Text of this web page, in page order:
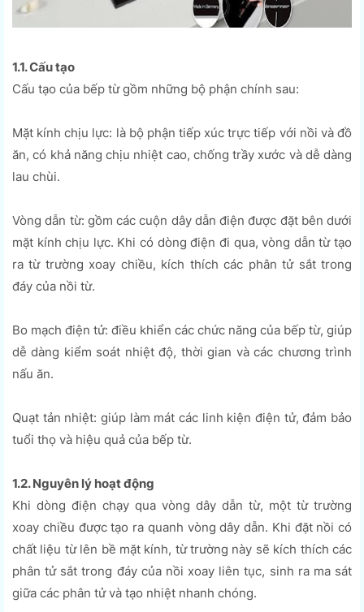
1.1. Cấu tạo
Cấu tạo của bếp từ gồm những bộ phận chính sau:
Mặt kính chịu lực: là bộ phận tiếp xúc trực tiếp với nồi và đồ
ăn, có khả năng chịu nhiệt cao, chống trầy xước và dễ dàng
lau chùi.
Vòng dẫn từ: gồm các cuộn dây dẫn điện được đặt bên dưới
mặt kính chịu lực. Khi có dòng điện đi qua, vòng dẫn từ tạo
ra từ trường xoay chiều, kích thích các phân tử sắt trong
đáy của nồi từ.
Bo mạch điện tử: điều khiển các chức năng của bếp từ, giúp
dễ dàng kiểm soát nhiệt độ, thời gian và các chương trình
nấu ăn.
Quạt tản nhiệt: giúp làm mát các linh kiện điện tử, đảm bảo
tuổi thọ và hiệu quả của bếp từ.
1.2. Nguyên lý hoạt động
Khi dòng điện chạy qua vòng dây dẫn từ, một từ trường
xoay chiều được tạo ra quanh vòng dây dẫn. Khi đặt nồi có
chất liệu từ lên bề mặt kính, từ trường này sẽ kích thích các
phân tử sắt trong đáy của nồi xoay liên tục, sinh ra ma sát
giữa các phân tử và tạo nhiệt nhanh chóng.